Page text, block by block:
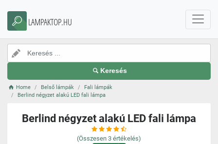
LAMPAKTOP.HU
Keresés
Home Belső lámpák
Fali lámpák
Berlind négyzet alakú LED fali lámpa
Berlind négyzet alakú LED fali lámpa
(Összesen 3 értékelés)